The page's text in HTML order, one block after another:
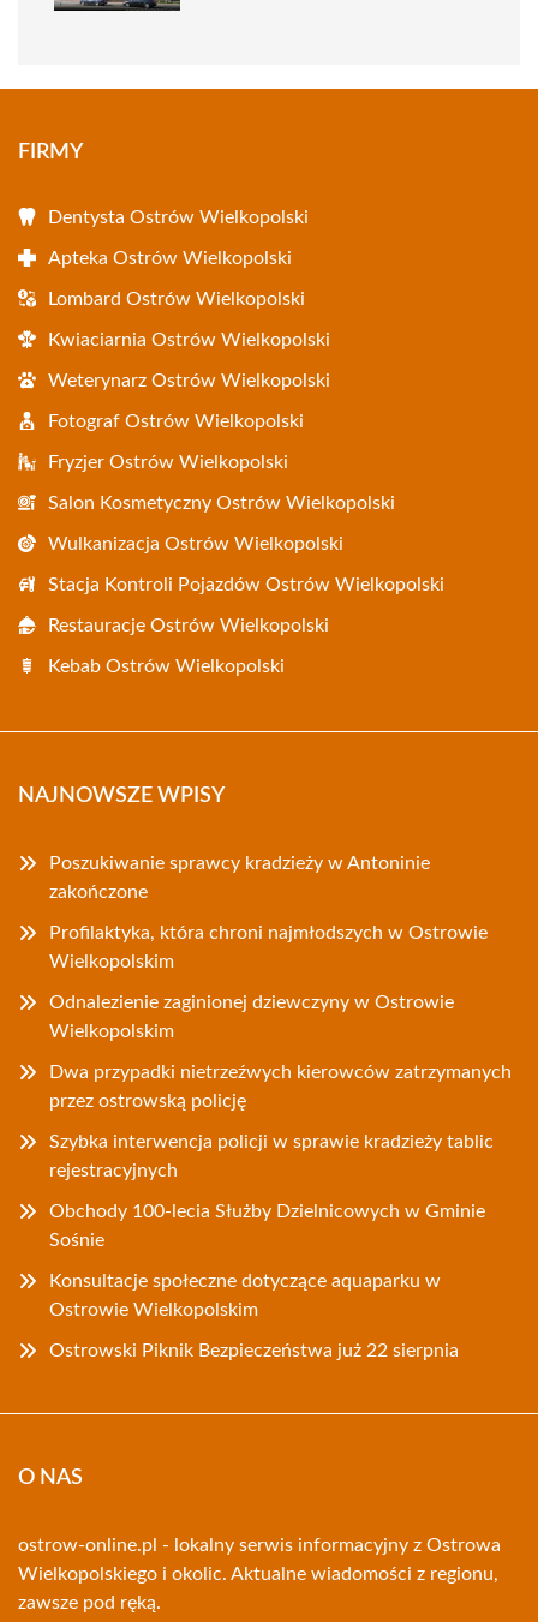
FIRMY
Dentysta Ostrów Wielkopolski
Apteka Ostrów Wielkopolski
Lombard Ostrów Wielkopolski
Kwiaciarnia Ostrów Wielkopolski
Weterynarz Ostrów Wielkopolski
Fotograf Ostrów Wielkopolski
Fryzjer Ostrów Wielkopolski
Salon Kosmetyczny Ostrów Wielkopolski
Wulkanizacja Ostrów Wielkopolski
Stacja Kontroli Pojazdów Ostrów Wielkopolski
Restauracje Ostrów Wielkopolski
Kebab Ostrów Wielkopolski
NAJNOWSZE WPISY
Poszukiwanie sprawcy kradzieży w Antoninie
zakończone
Profilaktyka, która chroni najmłodszych w Ostrowie
Wielkopolskim
Odnalezienie zaginionej dziewczyny w Ostrowie
Wielkopolskim
Dwa przypadki nietrzeźwych kierowców zatrzymanych
przez ostrowską policję
Szybka interwencja policji w sprawie kradzieży tablic
rejestracyjnych
Obchody 100-lecia Służby Dzielnicowych w Gminie
Sośnie
Konsultacje społeczne dotyczące aquaparku w
Ostrowie Wielkopolskim
Ostrowski Piknik Bezpieczeństwa już 22 sierpnia
O NAS
ostrow-online.pl - lokalny serwis informacyjny z Ostrowa
Wielkopolskiego i okolic. Aktualne wiadomości z regionu,
zawsze pod ręką.